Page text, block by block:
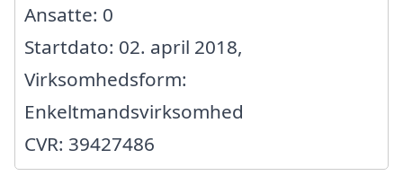
Ansatte: 0
Startdato: 02. april 2018,
Virksomhedsform:
Enkeltmandsvirksomhed
CVR: 39427486